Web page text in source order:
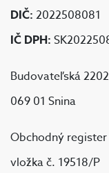
DIČ: 2022508081
IČ DPH:
Budovateľská
069 01 Snina
Obchodný
vložka č. 19518/P